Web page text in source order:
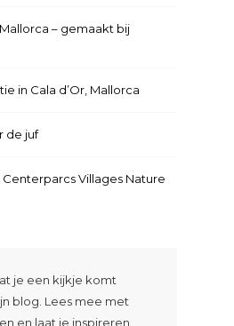
– gemaakt bij
in Cala d’Or, Mallorca
de juf
Centerparcs Villages Nature
je een kijkje komt
blog. Lees mee met
en laat je inspireren